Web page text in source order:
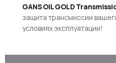
GANS OIL GOLD
защита трансмиссии
условиях эксплуатации!